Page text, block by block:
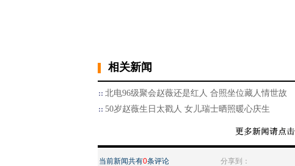
相关新闻
北电96级聚会赵薇还是红人 合照坐位藏人情世故
50岁赵薇生日太戳人 女儿瑞士晒照暖心庆生
当前新闻共有0条评论 分享到：